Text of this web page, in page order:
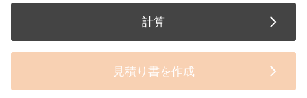
計算
見積り書を作成